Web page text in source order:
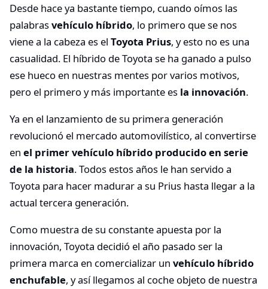
Desde hace ya bastante tiempo, cuando oímos las
palabrasvehículo híbrido, lo primero que se nos
viene a la cabeza es el Toyota Prius, y esto no es una
casualidad. El híbrido de Toyota se ha ganado a pulso
ese hueco en nuestras mentes por varios motivos,
pero el primero y más importante es la innovación.
Ya en el lanzamiento de su primera generación
revolucionó el mercado automovilístico, al convertirse
en el primer vehículo híbrido producido en serie
de la historia. Todos estos años le han servido a
Toyota para hacer madurar a su Prius hasta llegar a la
actual tercera generación.
Como muestra de su constante apuesta por la
innovación, Toyota decidió el año pasado ser la
primera marca en comercializar un vehículo híbrido
enchufable, y así llegamos al coche objeto de nuestra